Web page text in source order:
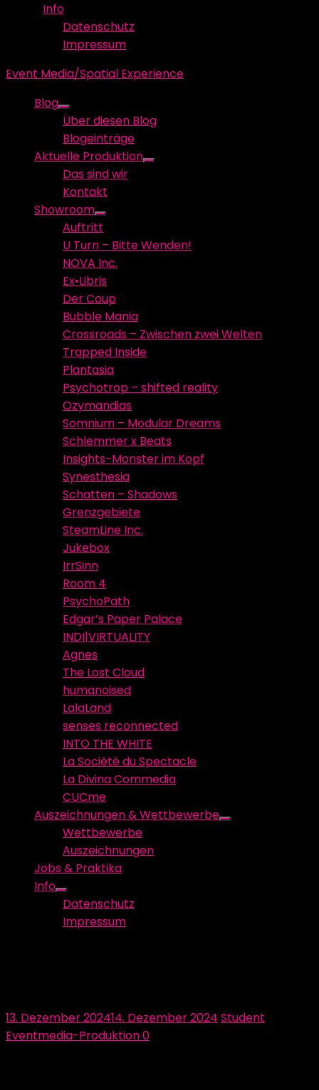
Info
Datenschutz
Impressum
Event Media/Spatial Experience
Blog
Show
sub
menu
Über diesen Blog
Blogeinträge
Aktuelle Produktion
Show
Das sind wir
Kontakt
Showroom
Show
sub
menu
Auftritt
U Turn – Bitte Wenden!
NOVA Inc.
Ex•Libris
Der Coup
Bubble Mania
Crossroads – Zwischen zwei Welten
Trapped Inside
Plantasia
Psychotrop – shifted reality
Ozymandias
Somnium – Modular Dreams
Schlemmer x Beats
Insights-Monster im Kopf
Synesthesia
Schatten – Shadows
Grenzgebiete
SteamLine Inc.
Jukebox
IrrSinn
Room 4
PsychoPath
Edgar’s Paper Palace
INDI|VIRTUALITY
Agnes
The Lost Cloud
humanoised
LalaLand
senses reconnected
INTO THE WHITE
La Société du Spectacle
La Divina Commedia
CUCme
Auszeichnungen & Wettbewerbe
Show
Wettbewerbe
Auszeichnungen
Jobs & Praktika
Info
Show
sub
menu
Datenschutz
Impressum
Posted
on
13. Dezember 202414. Dezember 2024 Author
Student
Eventmedia-Produktion0